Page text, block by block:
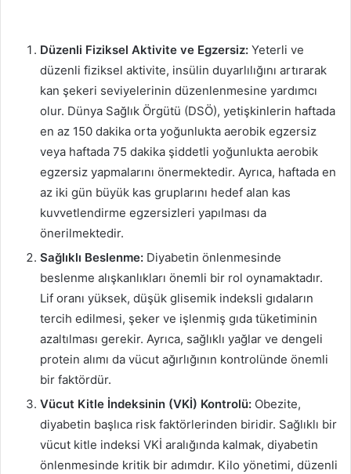
Düzenli Fiziksel Aktivite ve Egzersiz: Yeterli ve
düzenli fiziksel aktivite, insülin duyarlılığını artırarak
kan şekeri seviyelerinin düzenlenmesine yardımcı
olur. Dünya Sağlık Örgütü (DSÖ), yetişkinlerin haftada
en az 150 dakika orta yoğunlukta aerobik egzersiz
veya haftada 75 dakika şiddetli yoğunlukta aerobik
egzersiz yapmalarını önermektedir. Ayrıca, haftada en
az iki gün büyük kas gruplarını hedef alan kas
kuvvetlendirme egzersizleri yapılması da
önerilmektedir.
Sağlıklı Beslenme: Diyabetin önlenmesinde
beslenme alışkanlıkları önemli bir rol oynamaktadır.
Lif oranı yüksek, düşük glisemik indeksli gıdaların
tercih edilmesi, şeker ve işlenmiş gıda tüketiminin
azaltılması gerekir. Ayrıca, sağlıklı yağlar ve dengeli
protein alımı da vücut ağırlığının kontrolünde önemli
bir faktördür.
Vücut Kitle İndeksinin (VKİ) Kontrolü: Obezite,
diyabetin başlıca risk faktörlerinden biridir. Sağlıklı bir
vücut kitle indeksi VKİ aralığında kalmak, diyabetin
önlenmesinde kritik bir adımdır. Kilo yönetimi, düzenli